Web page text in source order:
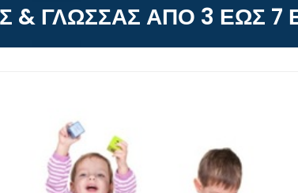
& ΓΛΩΣΣΑΣ ΑΠΟ 3 ΕΩΣ 7